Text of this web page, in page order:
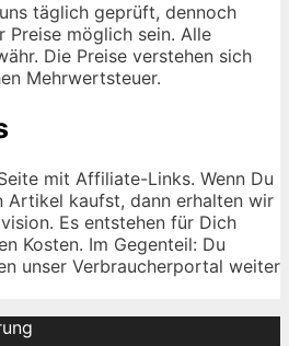
täglich geprüft, dennoch
Preise möglich sein. Alle
Die Preise verstehen sich
Mehrwertsteuer.
mit Affiliate-Links. Wenn Du
Artikel kaufst, dann erhalten wir
Es entstehen für Dich
Kosten. Im Gegenteil: Du
unser Verbraucherportal weiter